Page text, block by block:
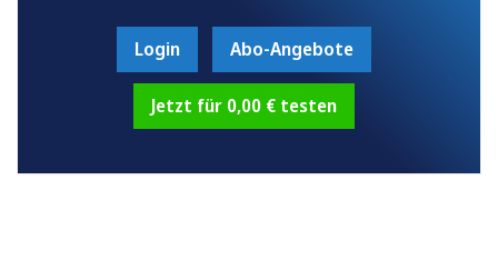
Login Abo-Angebote
Jetzt für 0,00 € testen